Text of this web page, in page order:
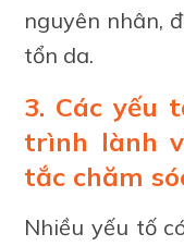
nguyên nhân,
tổn da.
3. Các yếu
trình lành
tắc chăm
Nhiều yếu tố